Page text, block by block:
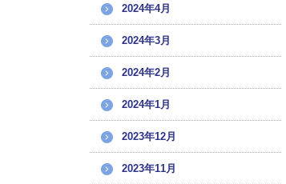
2024年4月
2024年3月
2024年2月
2024年1月
2023年12月
2023年11月